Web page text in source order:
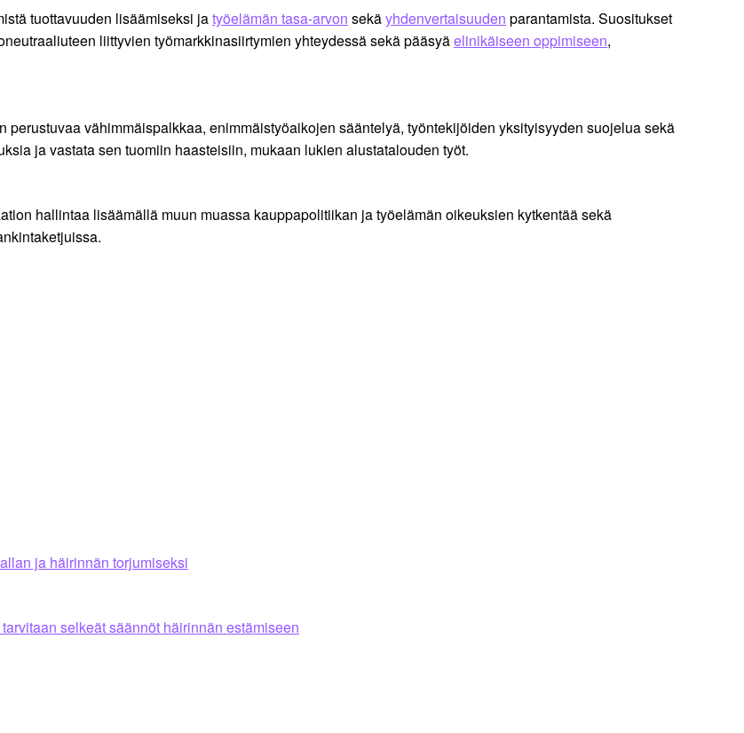
tuottavuuden lisäämiseksi jatyöelämän tasa-arvon sekäyhdenvertaisuuden parantamista. Suositukset
liittyvien työmarkkinasiirtymien yhteydessä sekä pääsyäelinikäiseen oppimiseen,
vähimmäispalkkaa, enimmäistyöaikojen sääntelyä, työntekijöiden yksityisyyden suojelua sekä
ja vastata sen tuomiin haasteisiin, mukaan lukien alustatalouden työt.
hallintaa lisäämällä muun muassa kauppapolitiikan ja työelämän oikeuksien kytkentää sekä
ja häirinnän torjumiseksi
selkeät säännöt häirinnän estämiseen